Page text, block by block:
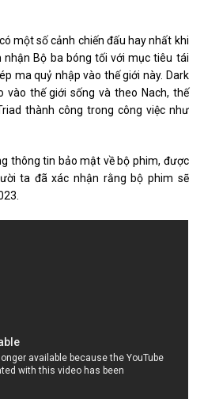
một số cảnh chiến đấu hay nhất khi
Bộ ba bóng tối với mục tiêu tái
ma quỷ nhập vào thế giới này. Dark
vào thế giới sống và theo Nach, thế
thành công trong công việc như
thông tin bảo mật về bộ phim, được
ta đã xác nhận rằng bộ phim sẽ